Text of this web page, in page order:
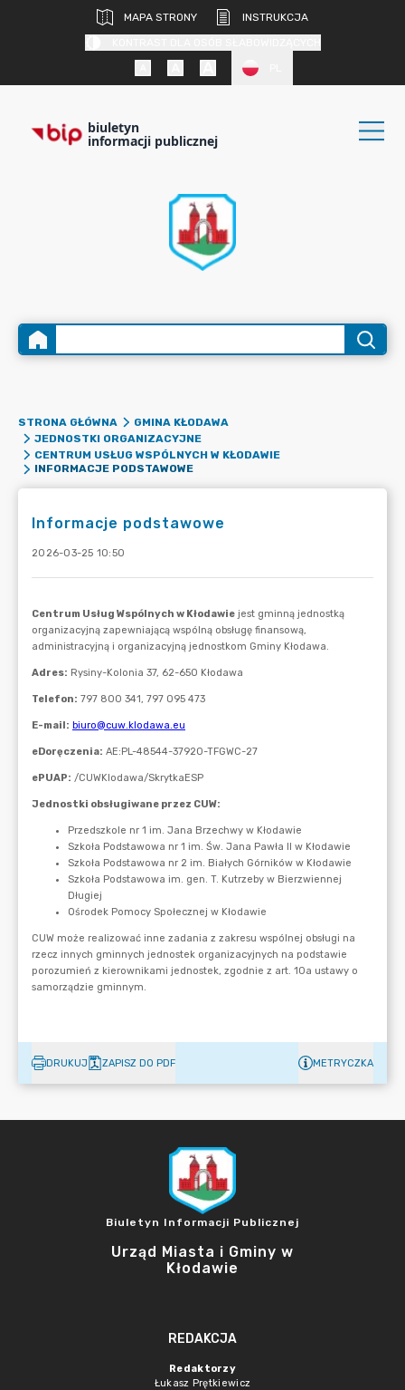
MAPA STRONY
INSTRUKCJA
biuletyn
informacji publicznej
STRONA GŁÓWNA
GMINA KŁODAWA
JEDNOSTKI ORGANIZACYJNE
CENTRUM USŁUG WSPÓLNYCH W KŁODAWIE
INFORMACJE PODSTAWOWE
Informacje podstawowe
2026-03-25 10:50
DRUKUJ ZAPISZ DO PDF METRYCZKA
Biuletyn Informacji Publicznej
Urząd Miasta i Gminy w
Kłodawie
REDAKCJA
Redaktorzy
Łukasz Prętkiewicz